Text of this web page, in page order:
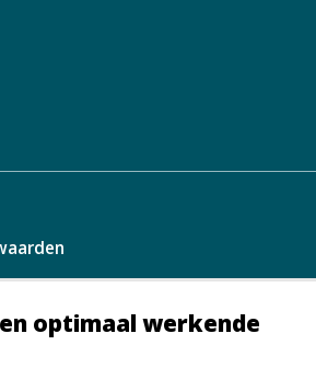
optimaal werkende